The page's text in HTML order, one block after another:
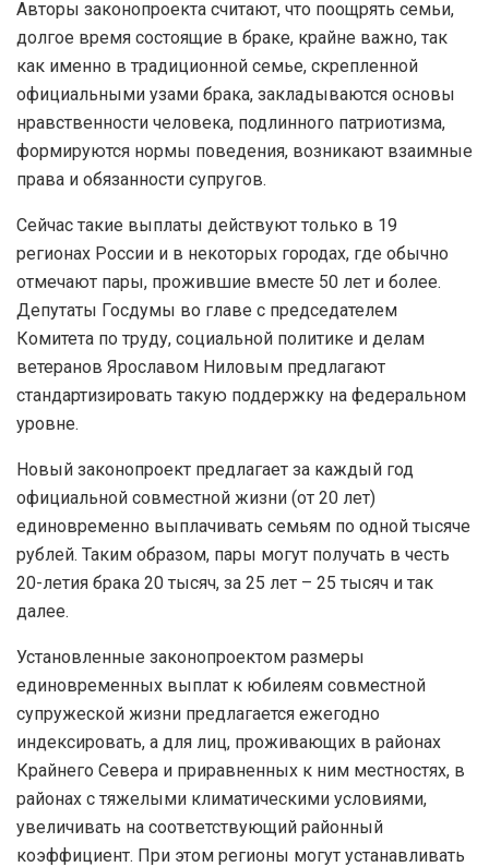
Авторы законопроекта считают, что поощрять семьи,
долгое время состоящие в браке, крайне важно, так
как именно в традиционной семье, скрепленной
официальными узами брака, закладываются основы
нравственности человека, подлинного патриотизма,
формируются нормы поведения, возникают взаимные
права и обязанности супругов.
Сейчас такие выплаты действуют только в 19
регионах России и в некоторых городах, где обычно
отмечают пары, прожившие вместе 50 лет и более.
Депутаты Госдумы во главе с председателем
Комитета по труду, социальной политике и делам
ветеранов Ярославом Ниловым предлагают
стандартизировать такую поддержку на федеральном
уровне.
Новый законопроект предлагает за каждый год
официальной совместной жизни (от 20 лет)
единовременно выплачивать семьям по одной тысяче
рублей. Таким образом, пары могут получать в честь
20-летия брака 20 тысяч, за 25 лет – 25 тысяч и так
далее.
Установленные законопроектом размеры
единовременных выплат к юбилеям совместной
супружеской жизни предлагается ежегодно
индексировать, а для лиц, проживающих в районах
Крайнего Севера и приравненных к ним местностях, в
районах с тяжелыми климатическими условиями,
увеличивать на соответствующий районный
коэффициент. При этом регионы могут устанавливать